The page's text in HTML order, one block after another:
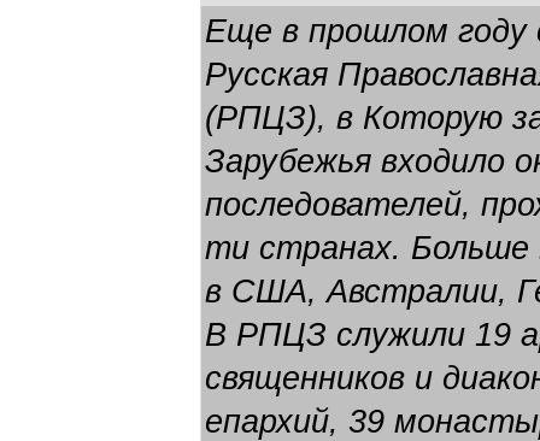
Еще в прошлом году
Русская
(РПЦЗ), в Которую
Зарубежья входило
последователей,
ти странах. Больше
в США, Австралии,
В РПЦЗ служили 19
священников и
епархий, 39